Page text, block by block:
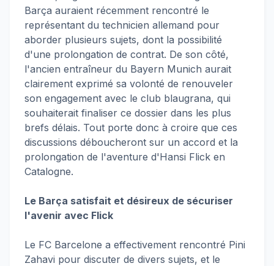
Barça auraient récemment rencontré le
représentant du technicien allemand pour
aborder plusieurs sujets, dont la possibilité
d'une prolongation de contrat. De son côté,
l'ancien entraîneur du Bayern Munich aurait
clairement exprimé sa volonté de renouveler
son engagement avec le club blaugrana, qui
souhaiterait finaliser ce dossier dans les plus
brefs délais. Tout porte donc à croire que ces
discussions déboucheront sur un accord et la
prolongation de l'aventure d'Hansi Flick en
Catalogne.
Le Barça satisfait et désireux de sécuriser
l'avenir avec Flick
Le FC Barcelone a effectivement rencontré Pini
Zahavi pour discuter de divers sujets, et le